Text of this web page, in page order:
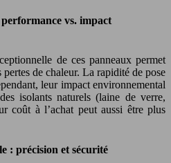
vs. impact
de ces panneaux permet
de chaleur. La rapidité de pose
leur impact environnemental
isolants naturels (laine de verre,
coût à l’achat peut aussi être plus
: précision et sécurité